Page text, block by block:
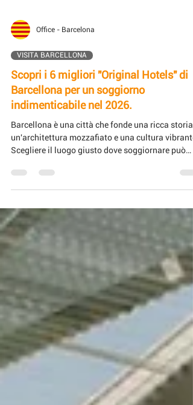
Office - Barcelona
VISITA BARCELLONA
Scopri i 6 migliori "Original Hotels" di
indimenticabile nel 2026.
Barcellona è una città che fonde una ricca storia,
Scegliere il luogo giusto dove soggiornare può
selezionato sei hotel originali a Barcellona che si
distinguono per il loro stile unico, il servizio
eccezionale e le esclusive terrazze con piscina.
Questi hotel offrono molto più di un semplice
alloggio: garantiscono un'atmosfera memorab